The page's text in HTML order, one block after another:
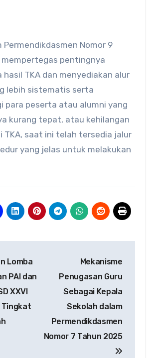
Permendikdasmen Nomor 9
mempertegas pentingnya
TKA dan menyediakan alur
lebih sistematis serta
para peserta atau alumni yang
kurang tepat, atau kehilangan
TKA, saat ini telah tersedia jalur
yang jelas untuk melakukan
Lomba
PAI dan
XXVI
Tingkat
Mekanisme
Penugasan Guru
Sebagai Kepala
Sekolah dalam
Permendikdasmen
Nomor 7 Tahun 2025